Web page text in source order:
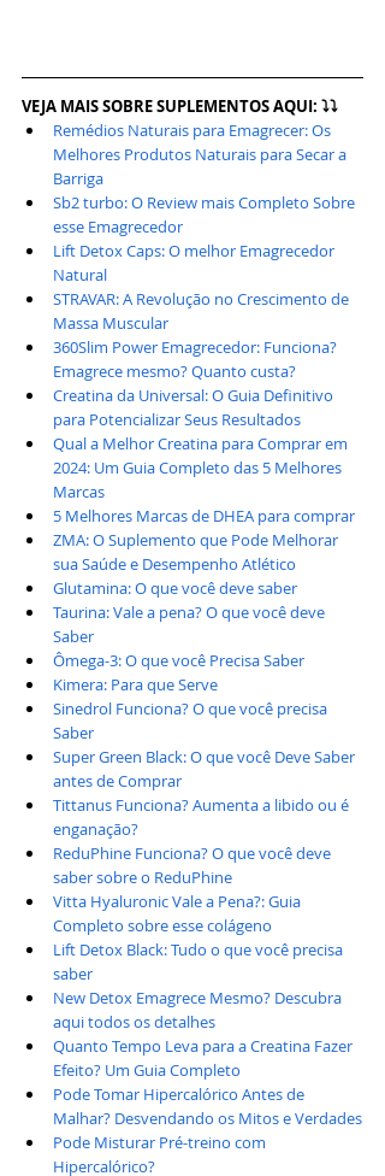
VEJA MAIS SOBRE SUPLEMENTOS AQUI: ⤵⤵
Remédios Naturais para Emagrecer: Os
Melhores Produtos Naturais para Secar a
Barriga
Sb2 turbo: O Review mais Completo Sobre
esse Emagrecedor
Lift Detox Caps: O melhor Emagrecedor
Natural
STRAVAR: A Revolução no Crescimento de
Massa Muscular
360Slim Power Emagrecedor: Funciona?
Emagrece mesmo? Quanto custa?
Creatina da Universal: O Guia Definitivo
para Potencializar Seus Resultados
Qual a Melhor Creatina para Comprar em
2024: Um Guia Completo das 5 Melhores
Marcas
5 Melhores Marcas de DHEA para comprar
ZMA: O Suplemento que Pode Melhorar
sua Saúde e Desempenho Atlético
Glutamina: O que você deve saber
Taurina: Vale a pena? O que você deve
Saber
Ômega-3: O que você Precisa Saber
Kimera: Para que Serve
Sinedrol Funciona? O que você precisa
Saber
Super Green Black: O que você Deve Saber
antes de Comprar
Tittanus Funciona? Aumenta a libido ou é
enganação?
ReduPhine Funciona? O que você deve
saber sobre o ReduPhine
Vitta Hyaluronic Vale a Pena?: Guia
Completo sobre esse colágeno
Lift Detox Black: Tudo o que você precisa
saber
New Detox Emagrece Mesmo? Descubra
aqui todos os detalhes
Quanto Tempo Leva para a Creatina Fazer
Efeito? Um Guia Completo
Pode Tomar Hipercalórico Antes de
Malhar? Desvendando os Mitos e Verdades
Pode Misturar Pré-treino com
Hipercalórico?